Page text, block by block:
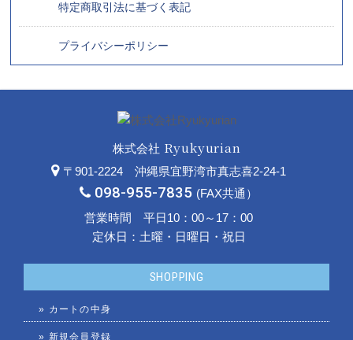
特定商取引法に基づく表記
プライバシーポリシー
株式会社 Ryukyurian
〒901-2224 沖縄県宜野湾市真志喜2-24-1
098-955-7835 (FAX共通）
営業時間 平日10：00～17：00
定休日：土曜・日曜日・祝日
SHOPPING
» カートの中身
» 新規会員登録